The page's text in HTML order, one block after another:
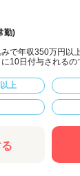
勤)
で年収350万円以
に10日付与される
上駅」徒歩1分の
円＋経験加算
め！発生した場合
替えの時間にも残
人ひとりを大切に
園です。
の園長先生の元で
上